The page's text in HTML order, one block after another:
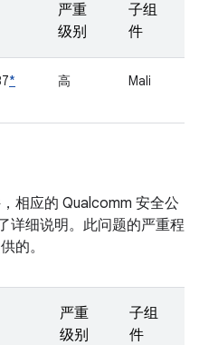
严重
级别
子组
件
* 高 Mali
相应的 Qualcomm 安全公
详细说明。此问题的严重程
的。
严重
级别
子组
件